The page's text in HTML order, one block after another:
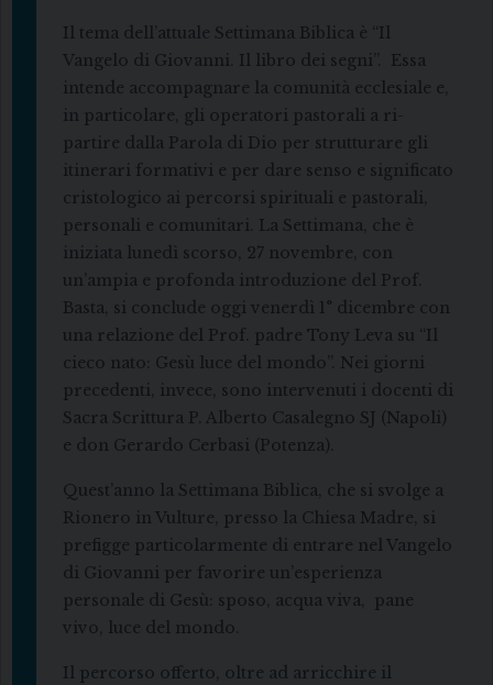
Il tema dell’attuale Settimana Biblica è “Il
Vangelo di Giovanni. Il libro dei segni”. Essa
intende accompagnare la comunità ecclesiale e,
in particolare, gli operatori pastorali a ri-
partire dalla Parola di Dio per strutturare gli
itinerari formativi e per dare senso e significato
cristologico ai percorsi spirituali e pastorali,
personali e comunitari. La Settimana, che è
iniziata lunedì scorso, 27 novembre, con
un’ampia e profonda introduzione del Prof.
Basta, si conclude oggi venerdì 1° dicembre con
una relazione del Prof. padre Tony Leva su “Il
cieco nato: Gesù luce del mondo”. Nei giorni
precedenti, invece, sono intervenuti i docenti di
Sacra Scrittura P. Alberto Casalegno SJ (Napoli)
e don Gerardo Cerbasi (Potenza).
Quest’anno la Settimana Biblica, che si svolge a
Rionero in Vulture, presso la Chiesa Madre, si
prefigge particolarmente di entrare nel Vangelo
di Giovanni per favorire un’esperienza
personale di Gesù: sposo, acqua viva, pane
vivo, luce del mondo.
Il percorso offerto, oltre ad arricchire il